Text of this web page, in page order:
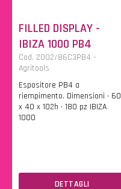
FILLED DISPLAY -
IBIZA 1000 PB4
Cod. 2002/86C3PB4 -
Agritools
Espositore PB4 a
riempimento. Dimensioni • 60
x 40 x 102h • 180 pz IBIZA
1000
DETTAGLI